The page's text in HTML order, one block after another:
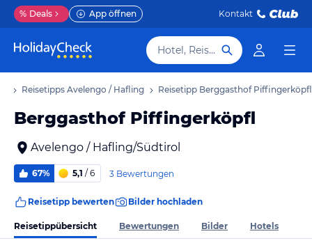
% Deals App öffnen Kontakt
Hotel, Reiseziel
Reisetipps Avelengo / Hafling Reisetipp Berggasthof Piffingerköpfl
Berggasthof Piffingerköpfl
Avelengo / Hafling/Südtirol
67% 5,1 / 6 3 Bewertungen
Reisetipp bewerten Bilder hochladen
Reisetippübersicht Bewertungen Bilder Hotels